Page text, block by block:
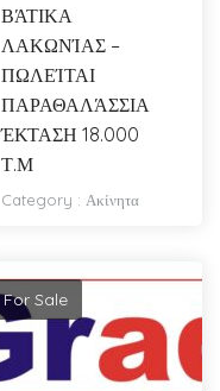
ΒΆΤΙΚΑ
ΛΑΚΩΝΊΑΣ –
ΠΩΛΕΊΤΑΙ
ΠΑΡΑΘΑΛΆΣΣΙΑ
ΈΚΤΑΣΗ 18.000
Τ.Μ
Category : Ακίνητα
For Sale